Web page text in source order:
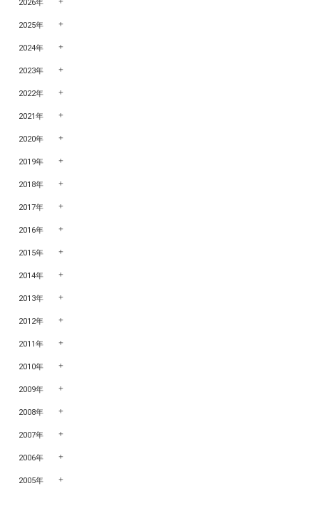
2026年
2025年
2024年
2023年
2022年
2021年
2020年
2019年
2018年
2017年
2016年
2015年
2014年
2013年
2012年
2011年
2010年
2009年
2008年
2007年
2006年
2005年